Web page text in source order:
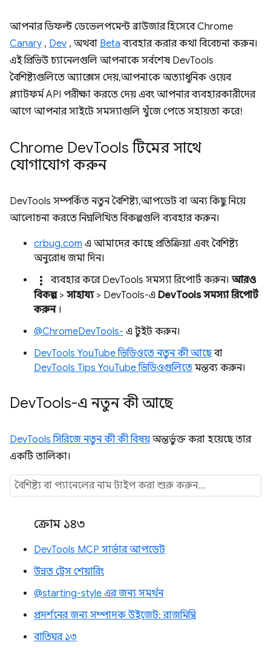
আপনার ডিফল্ট ডেভেলপমেন্ট ব্রাউজার হিসেবে Chrome
Canary , Dev , অথবা Beta ব্যবহার করার কথা বিবেচনা করুন।
এই প্রিভিউ চ্যানেলগুলি আপনাকে সর্বশেষ DevTools
বৈশিষ্ট্যগুলিতে অ্যাক্সেস দেয়, আপনাকে অত্যাধুনিক ওয়েব
প্ল্যাটফর্ম API পরীক্ষা করতে দেয় এবং আপনার ব্যবহারকারীদের
আগে আপনার সাইটে সমস্যাগুলি খুঁজে পেতে সহায়তা করে!
Chrome DevTools টিমের সাথে
যোগাযোগ করুন
DevTools সম্পর্কিত নতুন বৈশিষ্ট্য, আপডেট বা অন্য কিছু নিয়ে
আলোচনা করতে নিম্নলিখিত বিকল্পগুলি ব্যবহার করুন।
crbug.com এ আমাদের কাছে প্রতিক্রিয়া এবং বৈশিষ্ট্য
অনুরোধ জমা দিন।
more_vert ব্যবহার করে DevTools সমস্যা রিপোর্ট করুন। আরও
বিকল্প> সাহায্য> DevTools-এ DevTools সমস্যা রিপোর্ট
করুন।
@ChromeDevTools- এ টুইট করুন।
DevTools YouTube ভিডিওতে নতুন কী আছেবা
DevTools Tips YouTube ভিডিওগুলিতে মন্তব্য করুন।
DevTools-এ নতুন কী আছে
DevTools সিরিজে নতুন কী কী বিষয় অন্তর্ভুক্ত করা হয়েছে তার
একটি তালিকা।
ক্রোম ১৪৩
DevTools MCP সার্ভার আপডেট
উন্নত ট্রেস শেয়ারিং
@starting-style এর জন্য সমর্থন
প্রদর্শনের জন্য সম্পাদক উইজেট: রাজমিস্ত্রি
বাতিঘর ১৩